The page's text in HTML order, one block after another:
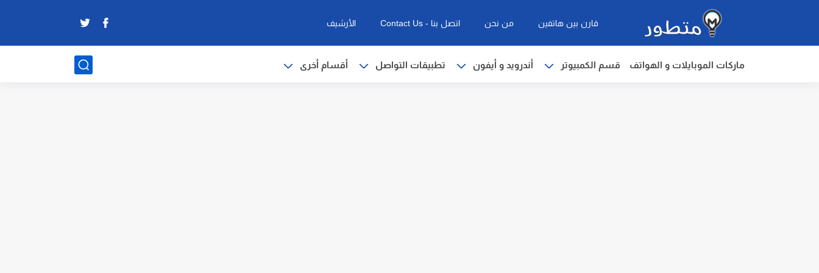
قارن بين هاتفين من نحن اتصل بنا - Contact Us الأرشيف
ماركات الموبايلات و الهواتف قسم الكمبيوتر أندرويد و أيفون تطبيقات التواصل أقسام أخرى